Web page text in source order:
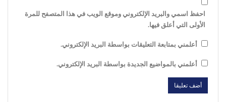
احفظ اسمي والبريد الإلكتروني وموقع الويب في هذا المتصفح للمرة
الأولى التي أعلق فيها.
أعلمني بمتابعة التعليقات بواسطة البريد الإلكتروني.
أعلمني بالمواضيع الجديدة بواسطة البريد الإلكتروني.